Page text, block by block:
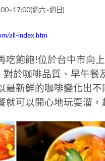
週六~週日)
all-index.htm
飽飽!位於台中市向
對於咖啡品質、早午
最新鮮的咖啡變化出
就可以開心地玩耍溜